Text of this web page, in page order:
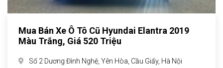
Mua Bán Xe Ô Tô Cũ Hyundai Elantra 2019
Màu Trắng, Giá 520 Triệu
Số 2 Dương Đình Nghệ, Yên Hòa, Cầu Giấy, Hà Nội